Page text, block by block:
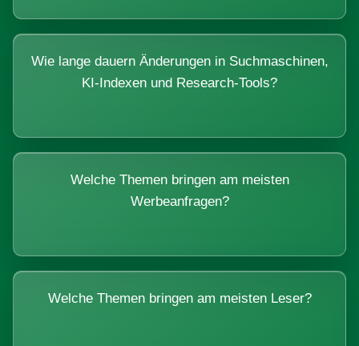
Wie lange dauern Änderungen in Suchmaschinen,
KI-Indexen und Research-Tools?
Welche Themen bringen am meisten
Werbeanfragen?
Welche Themen bringen am meisten Leser?